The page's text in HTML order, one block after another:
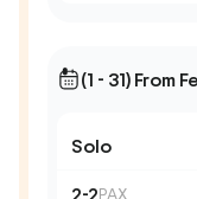
(1 - 31) From
Solo
PAX